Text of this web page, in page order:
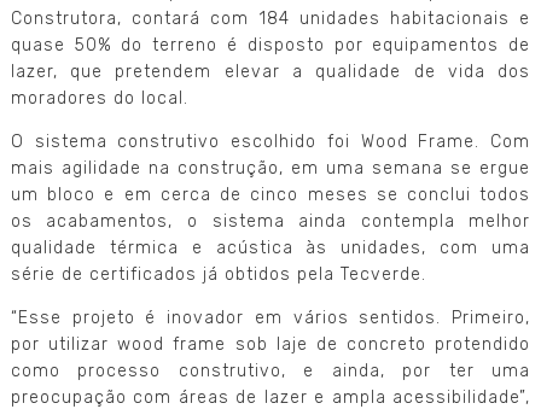
Construtora, contará com 184 unidades habitacionais e
quase 50% do terreno é disposto por equipamentos de
lazer, que pretendem elevar a qualidade de vida dos
moradores do local.
O sistema construtivo escolhido foi Wood Frame. Com
mais agilidade na construção, em uma semana se ergue
um bloco e em cerca de cinco meses se conclui todos
os acabamentos, o sistema ainda contempla melhor
qualidade térmica e acústica às unidades, com uma
série de certificados já obtidos pela Tecverde.
“Esse projeto é inovador em vários sentidos. Primeiro,
por utilizar wood frame sob laje de concreto protendido
como processo construtivo, e ainda, por ter uma
preocupação com áreas de lazer e ampla acessibilidade”,